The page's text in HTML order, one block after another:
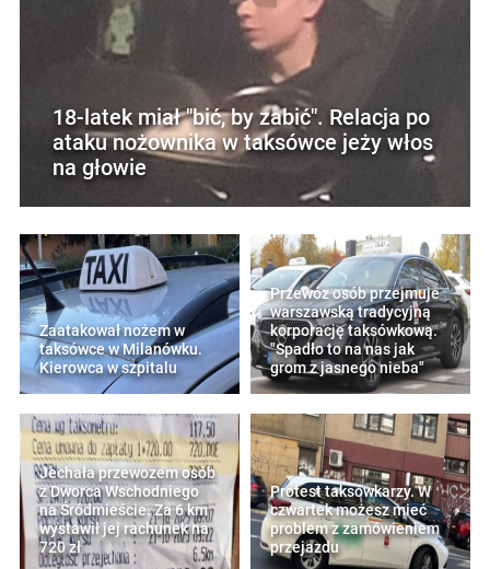
18-latek miał "bić, by zabić". Relacja po
ataku nożownika w taksówce jeży włos
na głowie
Zaatakował nożem w
taksówce w Milanówku.
Kierowca w szpitalu
Przewóz osób przejmuje
warszawską tradycyjną
korporację taksówkową.
"Spadło to na nas jak
grom z jasnego nieba"
Jechała przewozem osób
z Dworca Wschodniego
na Śródmieście. Za 6 km
wystawił jej rachunek na
720 zł
Protest taksówkarzy. W
czwartek możesz mieć
problem z zamówieniem
przejazdu